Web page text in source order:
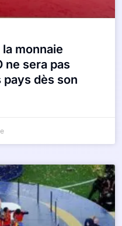
monnaie
ne sera pas
dès son